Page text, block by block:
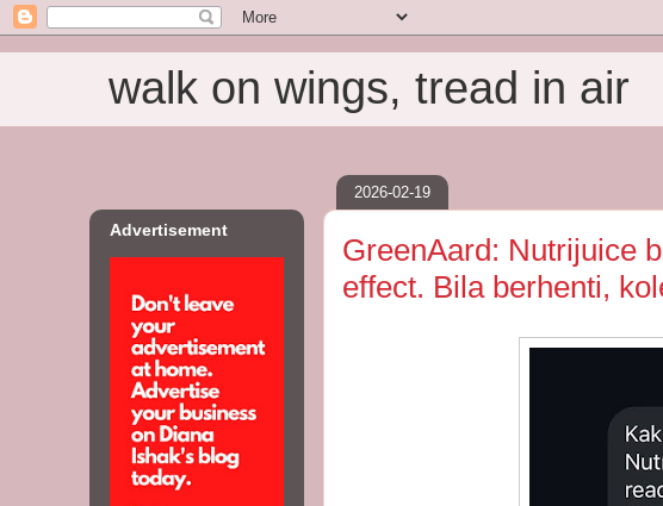
walk on wings, tread in air
2026-02-19
GreenAard: Nutrijuice
effect. Bila berhenti,
Advertisement